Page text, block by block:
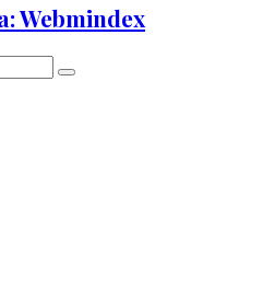
Webmindex